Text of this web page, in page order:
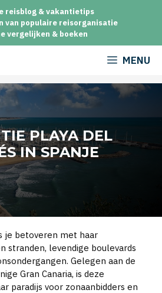
reisblog & vakantietips
van populaire reisorganisatie
vergelijken & boeken
MENU
PLAYA DEL
IN SPANJE
je betoveren met haar
stranden, levendige boulevards
Gelegen aan de
Gran Canaria, is deze
paradijs voor zonaanbidders en